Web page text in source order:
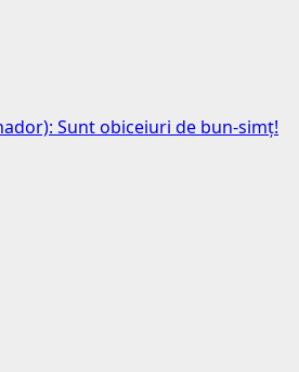
Sunt obiceiuri de bun-simț!